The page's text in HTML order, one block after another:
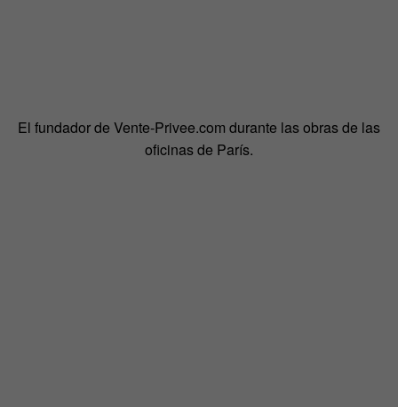
El fundador de Vente-Privee.com durante las obras de las
oficinas de París.